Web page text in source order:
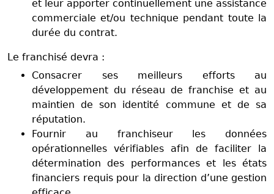
et leur apporter continuellement une assistance
commerciale et/ou technique pendant toute la
durée du contrat.
Le franchisé devra :
Consacrer ses meilleurs efforts au
développement du réseau de franchise et au
maintien de son identité commune et de sa
réputation.
Fournir au franchiseur les données
opérationnelles vérifiables afin de faciliter la
détermination des performances et les états
financiers requis pour la direction d’une gestion